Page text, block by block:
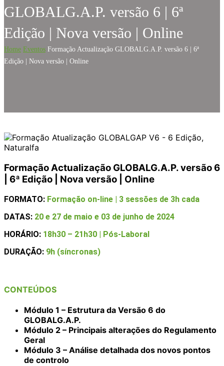
GLOBALG.A.P. versão 6 | 6ª
Edição | Nova versão | Online
Home Eventos Formação Actualização GLOBALG.A.P. versão 6 | 6ª
Edição | Nova versão | Online
Formação Actualização GLOBALG.A.P. versão 6
| 6ª Edição | Nova versão | Online
FORMATO: Formação on-line | 3 sessões de 3h cada
DATAS: 20 e 27 de maio e 03 de junho de 2024
HORÁRIO: 18h30 – 21h30 | Pós-Laboral
DURAÇÃO: 9h (síncronas)
CONTEÚDOS
Módulo 1 – Estrutura da Versão 6 do
GLOBALG.A.P.
Módulo 2 – Principais alterações do Regulamento
Geral
Módulo 3 – Análise detalhada dos novos pontos
de controlo